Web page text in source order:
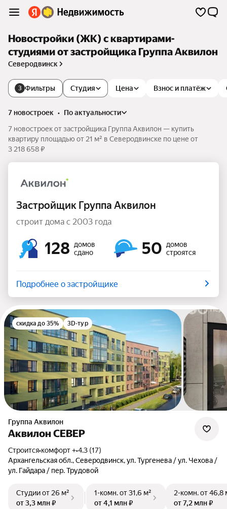
Новостройки (ЖК) с квартирами-
студиями от застройщика Группа Аквилон
Северодвинск
3 Фильтры Цена Взнос и платёж
Студия
7 новостроек •
по актуальности
7 новостроек от застройщика Группа Аквилон — купить
квартиру площадью от 21 м² в Северодвинске по цене от
3 218 658 ₽
Застройщик Группа Аквилон
строит дома с 2003 года
128
домов
сдано
50
домов
строятся
Подробнее о застройщике
скидка до 35% 3D-тур
Группа Аквилон
Аквилон СЕВЕР
Строится•комфорт +•4.3 (17)
Архангельская обл., Северодвинск, ул. Тургенева / ул. Чехова /
ул. Гайдара / пер. Трудовой
Студииот 26 м²
от 3,3 млн ₽
1-комн.от 31,6 м²
от 4,1 млн ₽
2-комн.от 46,8
от 7,2 млн ₽